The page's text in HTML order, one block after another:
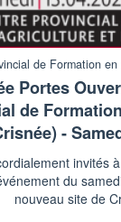
de Formation
Portes
de
-
invités
du
nouveau site de